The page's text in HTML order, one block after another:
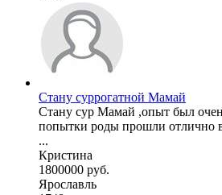
Стану суррогатной Мамай
Стану сур Мамай ,опыт был
попытки роды прошли отлично
...
Кристина
1800000 руб.
Ярославль